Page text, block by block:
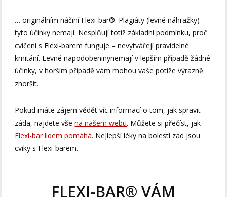
… originálním náčiní Flexi-bar®. Plagiáty (levné náhražky)
tyto účinky nemají. Nesplňují totiž základní podmínku, proč
cvičení s Flexi-barem funguje – nevytvářejí pravidelné
kmitání. Levné napodobeninynemají v lepším případě žádné
účinky, v horším případě vám mohou vaše potíže výrazně
zhoršit.
Pokud máte zájem vědět víc informací o tom, jak spravit
záda, najdete všena našem webu. Můžete si přečíst, jak
Flexi-bar lidem pomáhá. Nejlepší léky na bolesti zad jsou
cviky s Flexi-barem.
FLEXI-BAR® VÁM